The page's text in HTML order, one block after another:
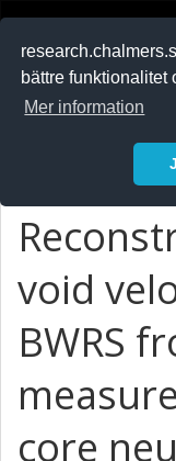
bättre funktionalitet
Mer information
void
BWRS
core